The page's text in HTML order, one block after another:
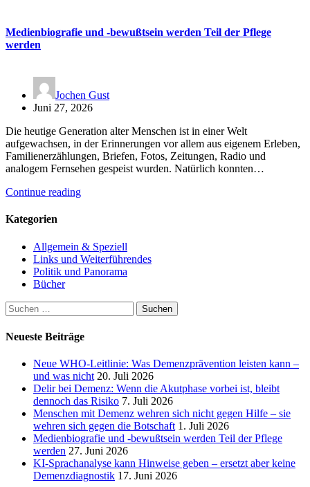
Medienbiografie und -bewußtsein werden Teil der Pflege
werden
Jochen Gust
Juni 27, 2026
Die heutige Generation alter Menschen ist in einer Welt
aufgewachsen, in der Erinnerungen vor allem aus eigenem Erleben,
Familienerzählungen, Briefen, Fotos, Zeitungen, Radio und
analogem Fernsehen gespeist wurden. Natürlich konnten…
Continue reading
Kategorien
Allgemein & Speziell
Links und Weiterführendes
Politik und Panorama
Bücher
Suchen
nach:
Neueste Beiträge
Neue WHO-Leitlinie: Was Demenzprävention leisten kann –
und was nicht 20. Juli 2026
Delir bei Demenz: Wenn die Akutphase vorbei ist, bleibt
dennoch das Risiko 7. Juli 2026
Menschen mit Demenz wehren sich nicht gegen Hilfe – sie
wehren sich gegen die Botschaft 1. Juli 2026
Medienbiografie und -bewußtsein werden Teil der Pflege
werden 27. Juni 2026
KI-Sprachanalyse kann Hinweise geben – ersetzt aber keine
Demenzdiagnostik 17. Juni 2026